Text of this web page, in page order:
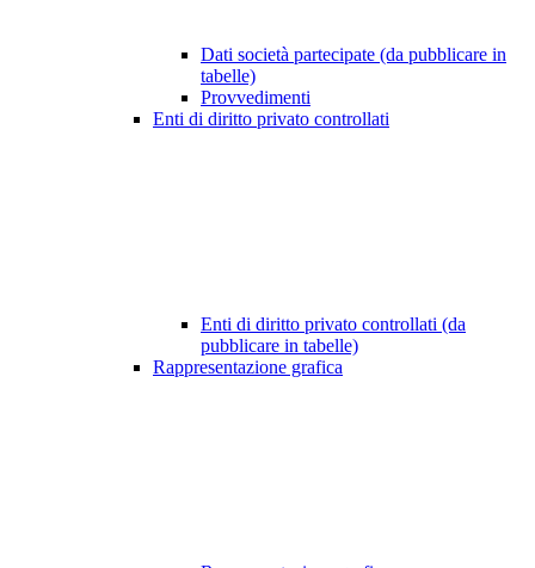
Dati società partecipate (da pubblicare in
tabelle)
Provvedimenti
Enti di diritto privato controllati
Enti di diritto privato controllati (da
pubblicare in tabelle)
Rappresentazione grafica